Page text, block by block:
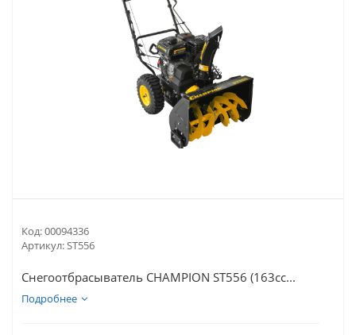
Код:00094336
Артикул:ST556
Снегоотбрасыватель CHAMPION ST556 (163cc...
Подробнее